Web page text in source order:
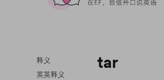
释义
英英释义
tar